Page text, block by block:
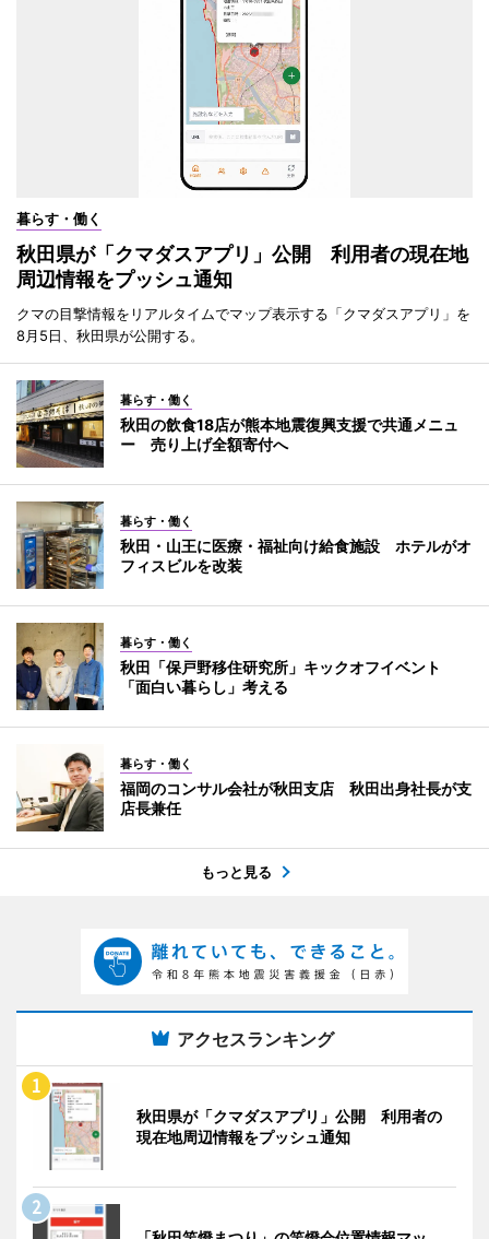
暮らす・働く
秋田県が「クマダスアプリ」公開 利用者の現在地
周辺情報をプッシュ通知
クマの目撃情報をリアルタイムでマップ表示する「クマダスアプリ」を
8月5日、秋田県が公開する。
暮らす・働く
秋田の飲食18店が熊本地震復興支援で共通メニュ
ー 売り上げ全額寄付へ
暮らす・働く
秋田・山王に医療・福祉向け給食施設 ホテルがオ
フィスビルを改装
暮らす・働く
秋田「保戸野移住研究所」キックオフイベント
「面白い暮らし」考える
暮らす・働く
福岡のコンサル会社が秋田支店 秋田出身社長が支
店長兼任
もっと見る
アクセスランキング
秋田県が「クマダスアプリ」公開 利用者の
現在地周辺情報をプッシュ通知